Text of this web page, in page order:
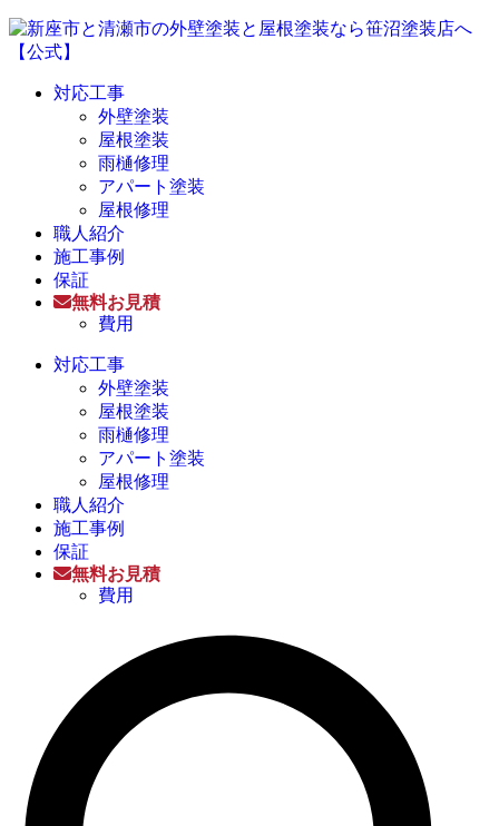
対応工事
外壁塗装
屋根塗装
雨樋修理
アパート塗装
屋根修理
職人紹介
施工事例
保証
無料お見積
費用
対応工事
外壁塗装
屋根塗装
雨樋修理
アパート塗装
屋根修理
職人紹介
施工事例
保証
無料お見積
費用